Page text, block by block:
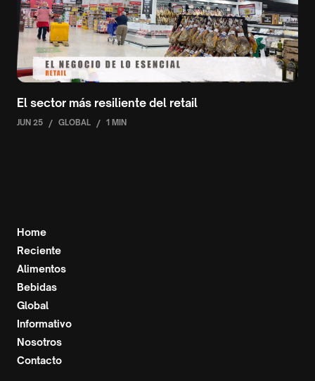
El sector más resiliente del retail
JUN 25 / GLOBAL / 1 MIN
Home
Reciente
Alimentos
Bebidas
Global
Informativo
Nosotros
Contacto